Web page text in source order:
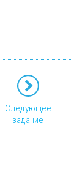
Следующее
задание